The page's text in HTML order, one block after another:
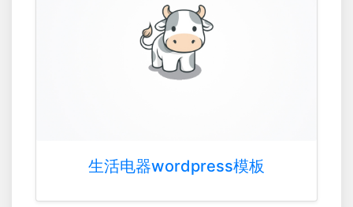
生活电器wordpress模板